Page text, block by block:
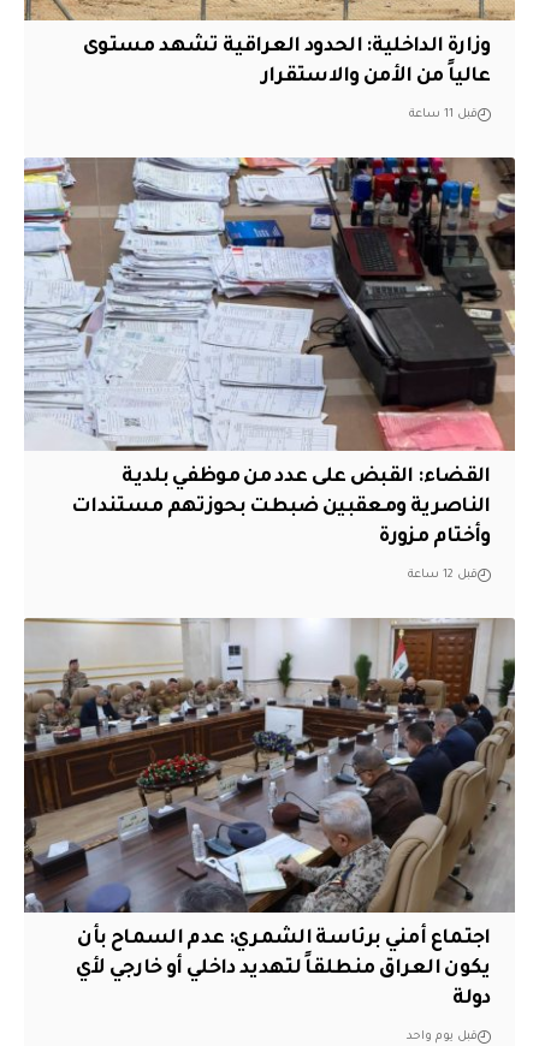
وزارة الداخلية: الحدود العراقية تشهد مستوى
عالياً من الأمن والاستقرار
قبل 11 ساعة
القضاء: القبض على عدد من موظفي بلدية
الناصرية ومعقبين ضبطت بحوزتهم مستندات
وأختام مزورة
قبل 12 ساعة
اجتماع أمني برئاسة الشمري: عدم السماح بأن
يكون العراق منطلقاً لتهديد داخلي أو خارجي لأي
دولة
قبل يوم واحد